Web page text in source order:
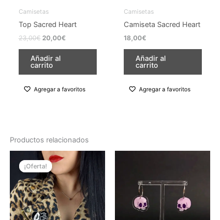
Camisetas
Top Sacred Heart
23,00€ 20,00€
Añadir al
carrito
página
de
producto
Agregar a favoritos
Camisetas
Camiseta Sacred Heart
18,00€
Añadir al
carrito
página
de
producto
Agregar a favoritos
Productos relacionados
¡Oferta!
¡Oferta!
El
precio
original
era:
15,00€.
precio
actual
es:
12,00€.
tiene
múltiples
variantes.